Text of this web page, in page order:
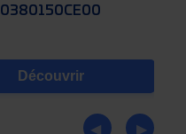
0380150CE00
Découvrir